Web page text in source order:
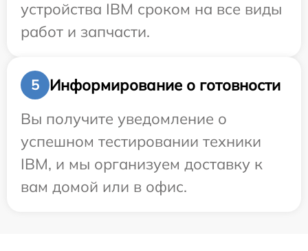
устройства IBM сроком на все виды
работ и запчасти.
5
Информирование о готовности
Вы получите уведомление о
успешном тестировании техники
IBM, и мы организуем доставку к
вам домой или в офис.